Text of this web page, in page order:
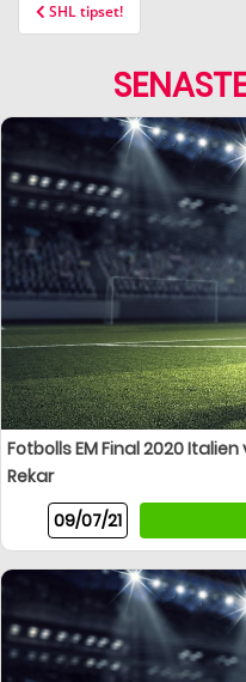
SHL tipset!
Fotbolls EM Final 2020
Rekar
09/07/21